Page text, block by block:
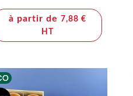
à partir de7,88 €
HT